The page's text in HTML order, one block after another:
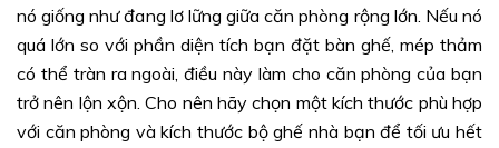
nó giống như đang lơ lững giữa căn phòng rộng lớn. Nếu nó
quá lớn so với phần diện tích bạn đặt bàn ghế, mép thảm
có thể tràn ra ngoài, điều này làm cho căn phòng của bạn
trở nên lộn xộn. Cho nên hãy chọn một kích thước phù hợp
với căn phòng và kích thước bộ ghế nhà bạn để tối ưu hết